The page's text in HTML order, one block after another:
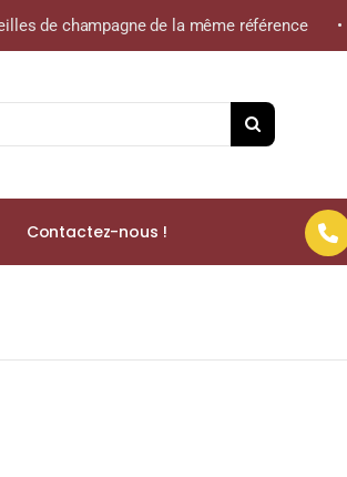
champagne de la même référence • -
Contactez-nous !